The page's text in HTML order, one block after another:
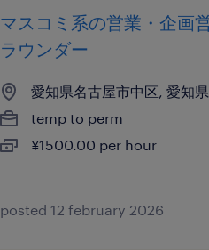
マスコミ系の営業・企画
ラウンダー
愛知県名古屋市中区, 愛知県
temp to perm
¥1500.00 per hour
posted 12 february 2026